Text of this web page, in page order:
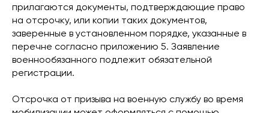
прилагаются документы, подтверждающие право
на отсрочку, или копии таких документов,
заверенные в установленном порядке, указанные в
перечне согласно приложению 5. Заявление
военнообязанного подлежит обязательной
регистрации.
Отсрочка от призыва на военную службу во время